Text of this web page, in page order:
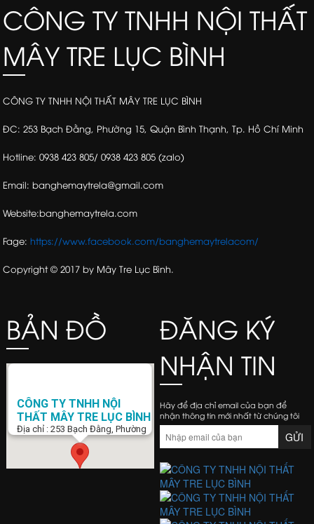
CÔNG TY TNHH NỘI THẤT
MÂY TRE LỤC BÌNH
CÔNG TY TNHH NỘI THẤT MÂY TRE LỤC BÌNH
ĐC: 253 Bạch Đằng, Phường 15, Quận Bình Thạnh, Tp. Hồ Chí Minh
Hotline: 0938 423 805/ 0938 423 805 (zalo)
Email: banghemaytrela@gmail.com
Website:banghemaytrela.com
Fage:https://www.facebook.com/banghemaytrelacom/
Copyright © 2017 by Mây Tre Lục Bình.
BẢN ĐỒ
CÔNG TY TNHH NỘI
THẤT MÂY TRE LỤC BÌNH
Địa chỉ : 253 Bạch Đằng, Phường
15, Q. Bình Thạnh, Tp. Hồ Chí Minh
Điện Thoại : 0938 423 805
banghemaytrela@gmail.com
ĐĂNG KÝ
NHẬN TIN
Hãy để địa chỉ email của bạn để
nhận thông tin mới nhất từ chúng tôi